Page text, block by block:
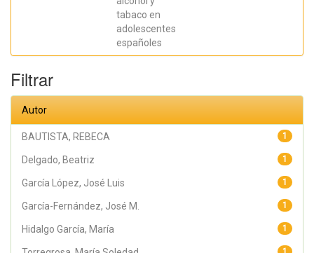
tabaco en
adolescentes
españoles
García, María;
Filtrar
Autor
1
BAUTISTA, REBECA
1
Delgado, Beatriz
1
García López, José Luis
1
García-Fernández, José M.
1
Hidalgo García, María